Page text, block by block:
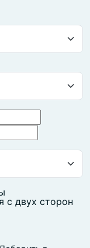
с двух сторон